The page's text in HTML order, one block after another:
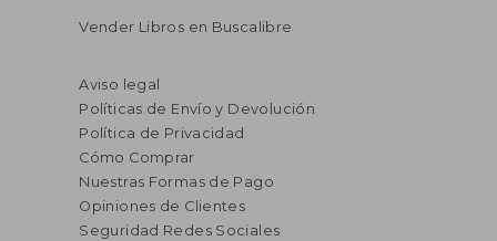
Vender Libros en Buscalibre
Aviso legal
Políticas de Envío y Devolución
Política de Privacidad
Cómo Comprar
Nuestras Formas de Pago
Opiniones de Clientes
Seguridad Redes Sociales